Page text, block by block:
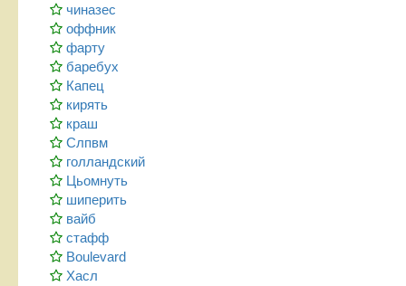
чиназес
оффник
фарту
баребух
Капец
кирять
краш
Слпвм
голландский
Цьомнуть
шиперить
вайб
стафф
Boulevard
Хасл